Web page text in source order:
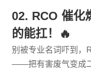
02. RCO 催化
的能扛！🔥
别被专业名词吓到，
——把有害废气变成